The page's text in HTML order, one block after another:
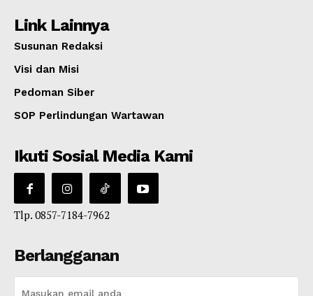
Link Lainnya
Susunan Redaksi
Visi dan Misi
Pedoman Siber
SOP Perlindungan Wartawan
Ikuti Sosial Media Kami
Tlp. 0857-7184-7962
Berlangganan